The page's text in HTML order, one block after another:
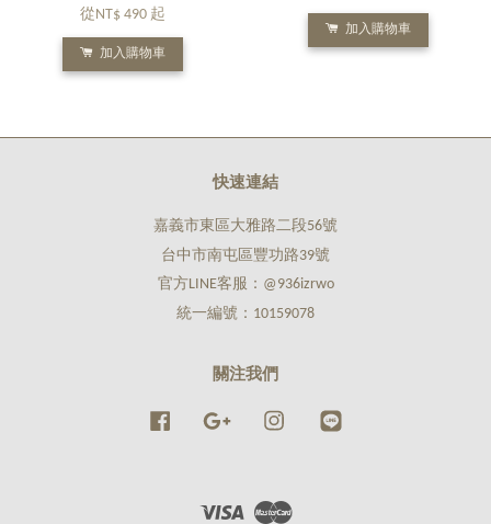
從 NT$ 490 起
加入購物車
加入購物車
快速連結
嘉義市東區大雅路二段56號
台中市南屯區豐功路39號
官方LINE客服：@936izrwo
統一編號：10159078
關注我們
Facebook Google Instagram
Visa Master